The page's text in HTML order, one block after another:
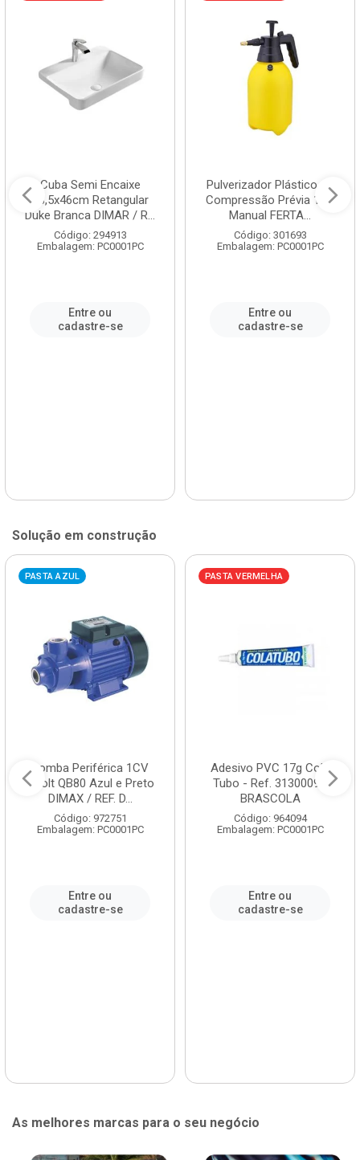
Cuba Semi Encaixe
58,5x46cm Retangular
Duke Branca DIMAR / R...
Código: 294913
Embalagem: PC0001PC
Entre ou
cadastre-se
Pulverizador Plástico de
Compressão Prévia 1,5L
Manual FERTA...
Código: 301693
Embalagem: PC0001PC
Entre ou
cadastre-se
Solução em construção
PASTA AZUL
Bomba Periférica 1CV
Bivolt QB80 Azul e Preto
DIMAX / REF. D...
Código: 972751
Embalagem: PC0001PC
Entre ou
cadastre-se
PASTA VERMELHA
Adesivo PVC 17g Cola
Tubo - Ref. 3130009 -
BRASCOLA
Código: 964094
Embalagem: PC0001PC
Entre ou
cadastre-se
As melhores marcas para o seu negócio